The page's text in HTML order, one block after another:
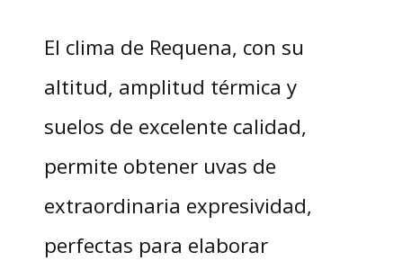
El clima de Requena, con su
altitud, amplitud térmica y
suelos de excelente calidad,
permite obtener uvas de
extraordinaria expresividad,
perfectas para elaborar